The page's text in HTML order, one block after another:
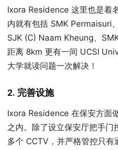
Ixora Residence 这里也是着
内就有包括 SMK Permaisuri
SJK (C) Naam Kheung、
距离 8km 更有一间 UCSI
大学就读问题一次解决！
2. 完善设施
Ixora Residence 在保安方面
之内。除了设立保安厅把手门
多个 CCTV，并严格管控只